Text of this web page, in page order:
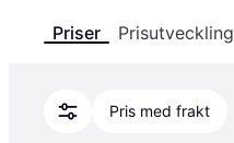
Priser Prisutveckling
Pris med frakt